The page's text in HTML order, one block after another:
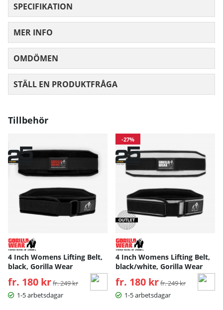
SPECIFIKATION
MER INFO
OMDÖMEN
STÄLL EN PRODUKTFRÅGA
Tillbehör
4 Inch Womens Lifting Belt,
black, Gorilla Wear
fr. 180 kr Ordinarie pris:
fr. 249 kr
1-5 arbetsdagar
-27%
4 Inch Womens Lifting Belt,
black/white, Gorilla Wear
fr. 180 kr Ordinarie pris:
fr. 249 kr
1-5 arbetsdagar